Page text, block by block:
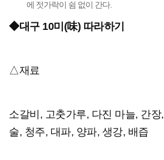
에 젓가락이 쉼 없이 간다.
◆대구 10미(味) 따라하기
△재료
소갈비, 고춧가루, 다진 마늘, 간
술, 청주, 대파, 양파, 생강, 배즙